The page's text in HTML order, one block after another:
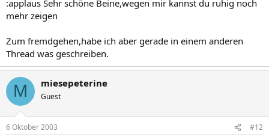
:applaus Sehr schöne Beine,wegen mir kannst du ruhig noch
mehr zeigen
Zum fremdgehen,habe ich aber gerade in einem anderen
Thread was geschreiben.
M miesepeterine
Guest
6 Oktober 2003 #12